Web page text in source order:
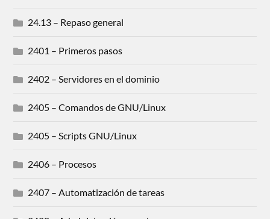
24.13 – Repaso general
2401 – Primeros pasos
2402 – Servidores en el dominio
2405 – Comandos de GNU/Linux
2405 – Scripts GNU/Linux
2406 – Procesos
2407 – Automatización de tareas